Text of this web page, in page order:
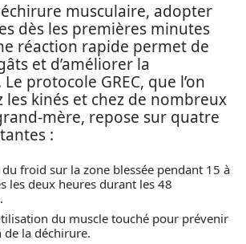
musculaire, adopter
dès les premières minutes
réaction rapide permet de
et d’améliorer la
protocole GREC, que l’on
les kinés et chez de nombreux
mère, repose sur quatre
:
froid sur la zone blessée pendant 15 à
les deux heures durant les 48
du muscle touché pour prévenir
la déchirure.